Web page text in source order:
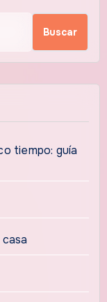
Buscar
tiempo: guía